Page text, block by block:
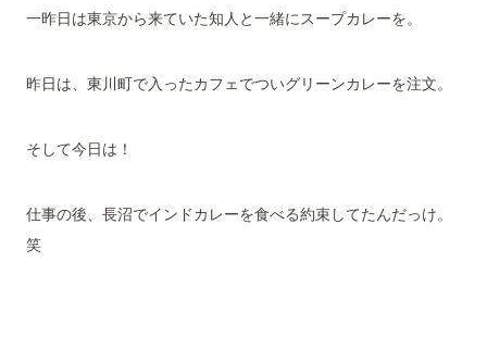
一昨日は東京から来ていた知人と一緒にスープカレーを。
昨日は、東川町で入ったカフェでついグリーンカレーを注文。
そして今日は！
仕事の後、長沼でインドカレーを食べる約束してたんだっけ。
笑